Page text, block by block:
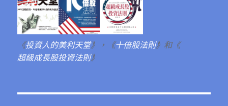
《投資人的美利天堂》，《十倍股法則》和《
超級成長股投資法則》